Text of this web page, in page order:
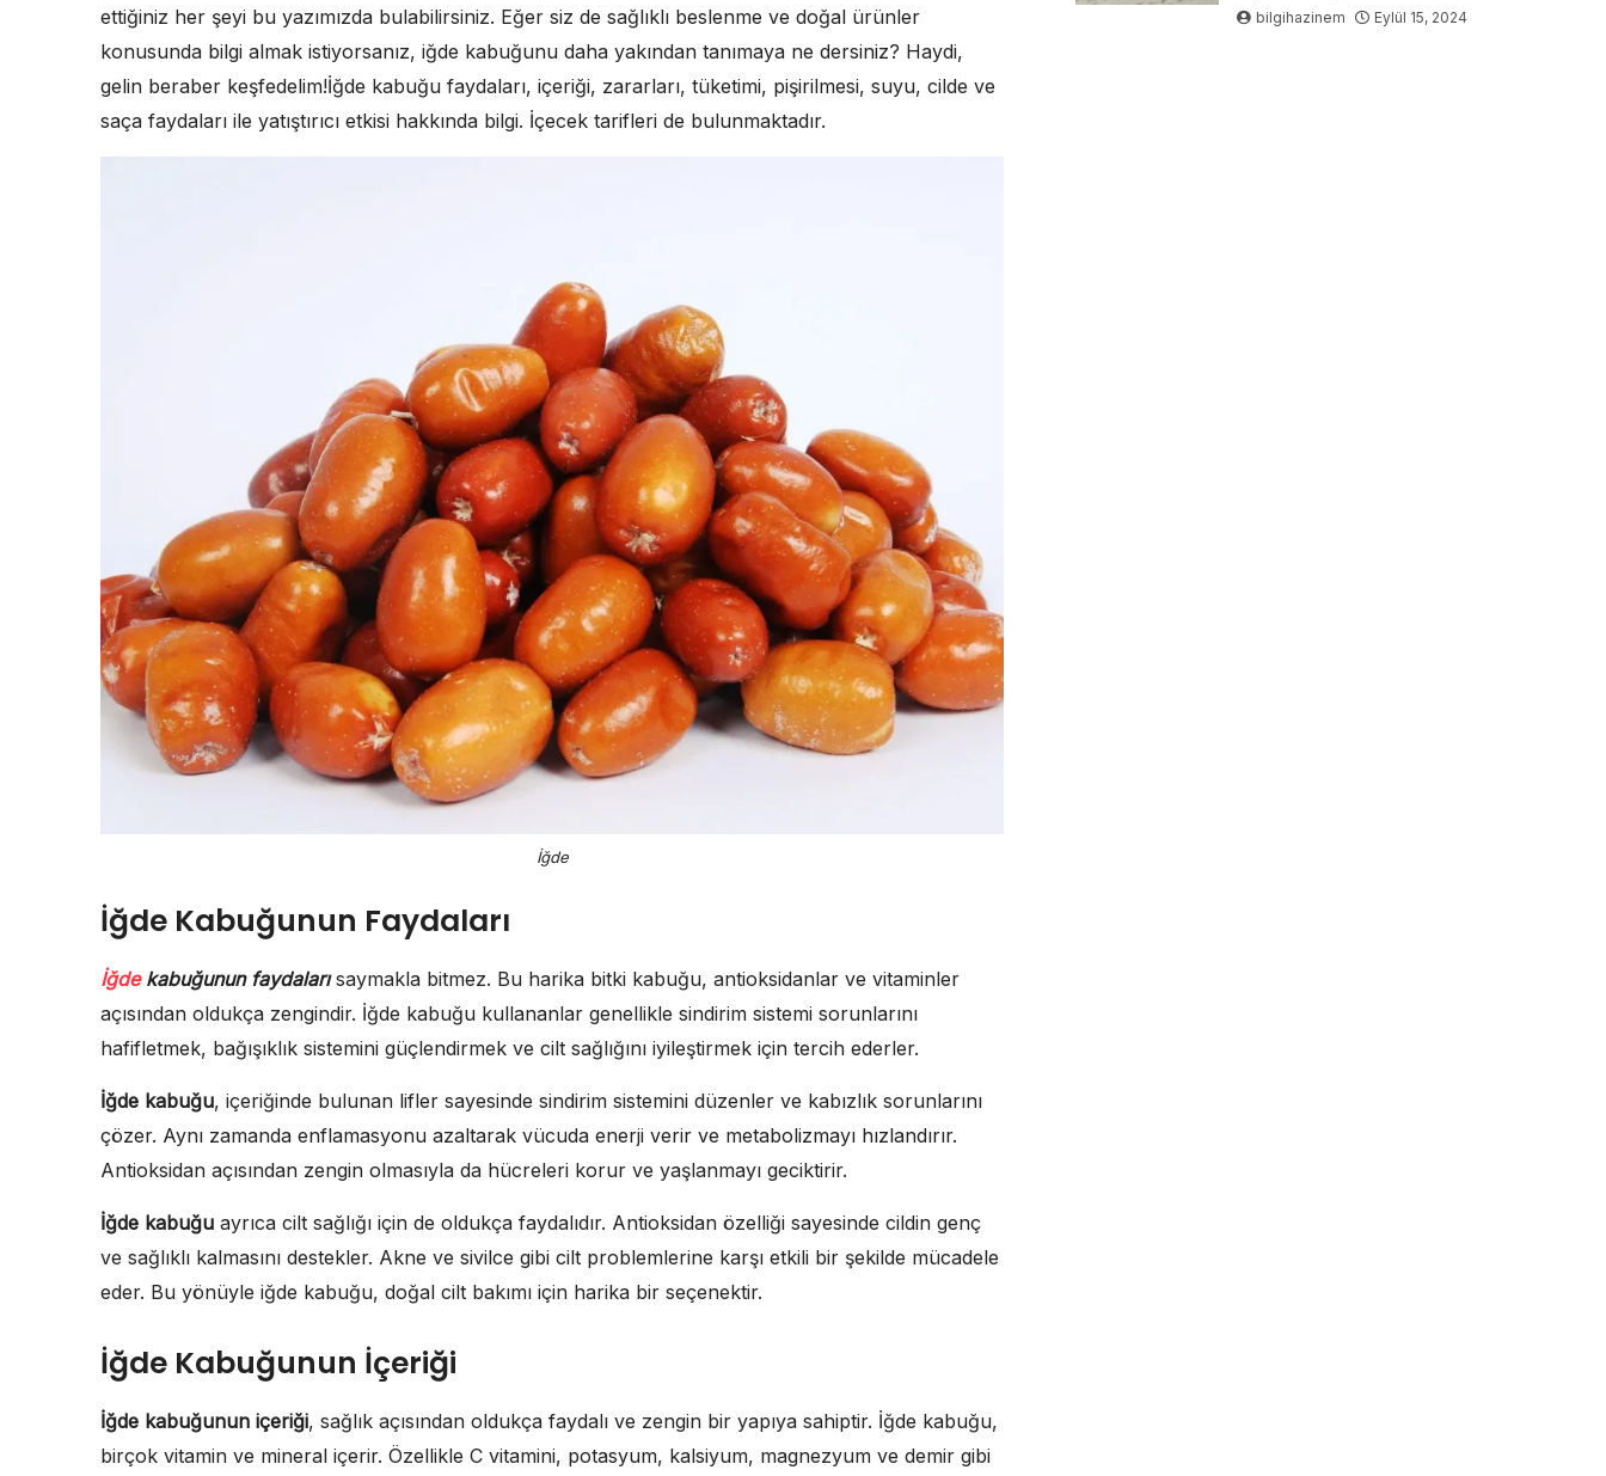
ettiğiniz her şeyi bu yazımızda bulabilirsiniz. Eğer siz de sağlıklı beslenme ve doğal ürünler
konusunda bilgi almak istiyorsanız, iğde kabuğunu daha yakından tanımaya ne dersiniz? Haydi,
gelin beraber keşfedelim!İğde kabuğu faydaları, içeriği, zararları, tüketimi, pişirilmesi, suyu, cilde ve
saça faydaları ile yatıştırıcı etkisi hakkında bilgi. İçecek tarifleri de bulunmaktadır.
İğde
İğde Kabuğunun Faydaları
İğdekabuğunun faydalarısaymakla bitmez. Bu harika bitki kabuğu, antioksidanlar ve vitaminler
açısından oldukça zengindir. İğde kabuğu kullananlar genellikle sindirim sistemi sorunlarını
hafifletmek, bağışıklık sistemini güçlendirmek ve cilt sağlığını iyileştirmek için tercih ederler.
İğde kabuğu, içeriğinde bulunan lifler sayesinde sindirim sistemini düzenler ve kabızlık sorunlarını
çözer. Aynı zamanda enflamasyonu azaltarak vücuda enerji verir ve metabolizmayı hızlandırır.
Antioksidan açısından zengin olmasıyla da hücreleri korur ve yaşlanmayı geciktirir.
İğde kabuğu ayrıca cilt sağlığı için de oldukça faydalıdır. Antioksidan özelliği sayesinde cildin genç
ve sağlıklı kalmasını destekler. Akne ve sivilce gibi cilt problemlerine karşı etkili bir şekilde mücadele
eder. Bu yönüyle iğde kabuğu, doğal cilt bakımı için harika bir seçenektir.
İğde Kabuğunun İçeriği
İğde kabuğunun içeriği, sağlık açısından oldukça faydalı ve zengin bir yapıya sahiptir. İğde kabuğu,
birçok vitamin ve mineral içerir. Özellikle C vitamini, potasyum, kalsiyum, magnezyum ve demir gibi
bilgihazinem Eylül 15, 2024